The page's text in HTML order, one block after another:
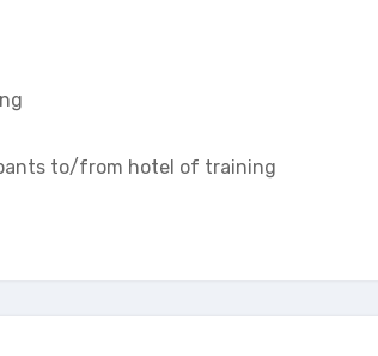
to/from hotel of training